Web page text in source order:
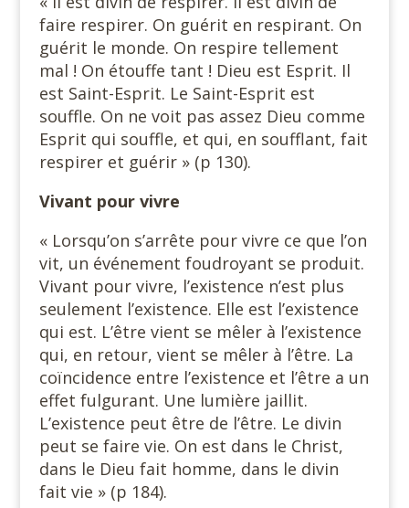
faire respirer. On guérit en respirant. On
guérit le monde. On respire tellement
mal ! On étouffe tant ! Dieu est Esprit. Il
est Saint-Esprit. Le Saint-Esprit est
souffle. On ne voit pas assez Dieu comme
Esprit qui souffle, et qui, en soufflant, fait
respirer et guérir » (p 130).
Vivant pour vivre
« Lorsqu’on s’arrête pour vivre ce que l’on
vit, un événement foudroyant se produit.
Vivant pour vivre, l’existence n’est plus
seulement l’existence. Elle est l’existence
qui est. L’être vient se mêler à l’existence
qui, en retour, vient se mêler à l’être. La
coïncidence entre l’existence et l’être a un
effet fulgurant. Une lumière jaillit.
L’existence peut être de l’être. Le divin
peut se faire vie. On est dans le Christ,
dans le Dieu fait homme, dans le divin
fait vie » (p 184).